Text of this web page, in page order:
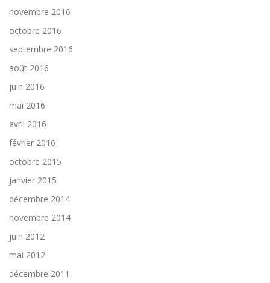
novembre 2016
octobre 2016
septembre 2016
août 2016
juin 2016
mai 2016
avril 2016
février 2016
octobre 2015
janvier 2015
décembre 2014
novembre 2014
juin 2012
mai 2012
décembre 2011